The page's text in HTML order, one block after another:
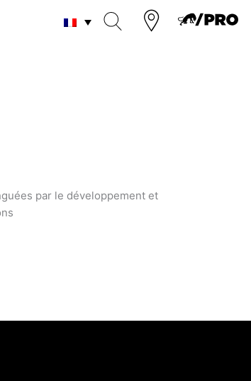
par le développement et